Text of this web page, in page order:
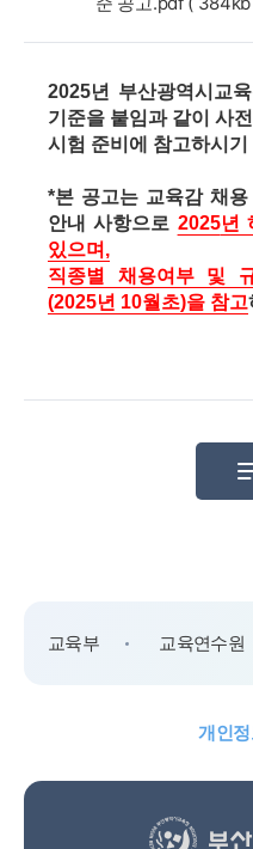
2025년 부산광역시교
기준을 붙임과 같이 사
시험 준비에 참고하시
*본 공고는 교육감 채
안내 사항으로 2025년
있으며 ,
직종별 채용여부 및
(2025년 10월초)을 참고
교육부 교육연수원
개인